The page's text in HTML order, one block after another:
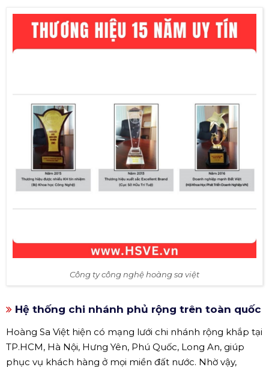
Công ty công nghệ hoàng sa việt
Hệ thống chi nhánh phủ rộng trên toàn quốc
Hoàng Sa Việt hiện có mạng lưới chi nhánh rộng khắp tại
TP.HCM, Hà Nội, Hưng Yên, Phú Quốc, Long An, giúp
phục vụ khách hàng ở mọi miền đất nước. Nhờ vậy,